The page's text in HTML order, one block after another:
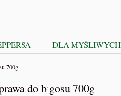
DLA MYŚLIWYCH
700g
do bigosu 700g